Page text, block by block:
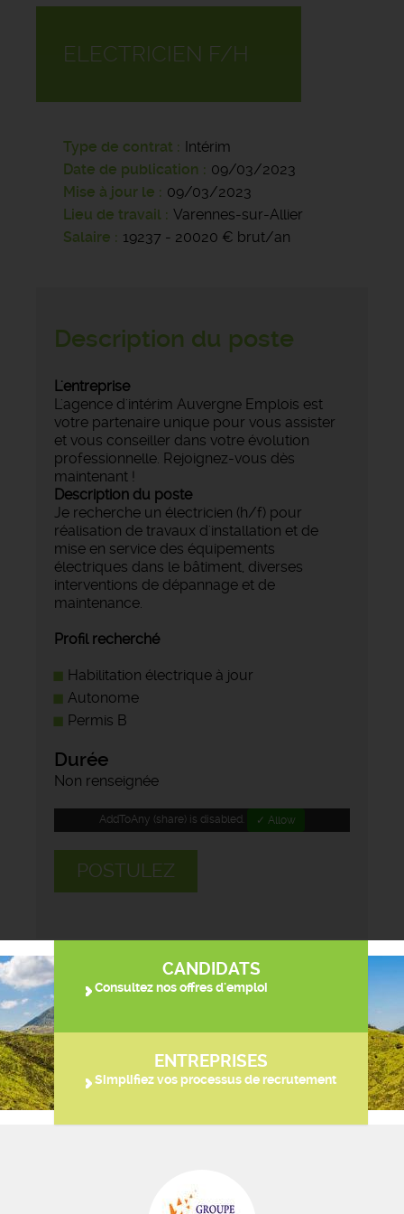
ELECTRICIEN F/H
Type de contrat
Intérim
Date de publication
09/03/2023
Mise à jour le
09/03/2023
Lieu de travail
Varennes-sur-Allier
Salaire
19237 - 20020 € brut/an
Description du poste
L'entreprise
L'agence d'intérim Auvergne Emplois est
votre partenaire unique pour vous assister
et vous conseiller dans votre évolution
professionnelle. Rejoignez-vous dès
maintenant !
Description du poste
Je recherche un électricien (h/f) pour
réalisation de travaux d'installation et de
mise en service des équipements
électriques dans le bâtiment, diverses
interventions de dépannage et de
maintenance.
Profil recherché
Habilitation électrique à jour
Autonome
Permis B
Durée
Non renseignée
AddToAny (share) is disabled. ✓ Allow
POSTULEZ
CANDIDATS
Consultez nos offres d'emploi
ENTREPRISES
Simplifiez vos processus de recrutement